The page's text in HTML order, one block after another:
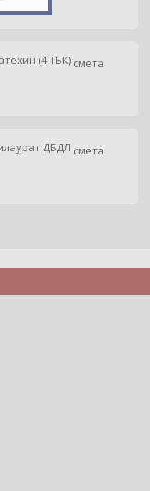
(4-ТБК) смета
ДБДЛ смета